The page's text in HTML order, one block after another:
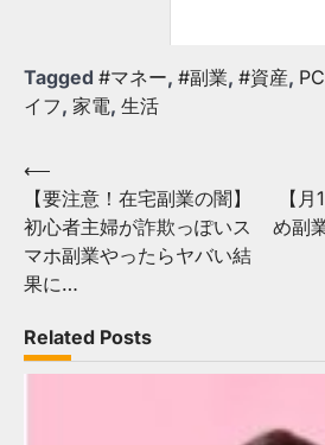
Tagged #マネー, #副業, #資産, PC
イフ, 家電, 生活
投
稿
ナ
ビ
ー
⟵
【要注意！在宅副業の闇】
初心者主婦が詐欺っぽいス
マホ副業やったらヤバい結
果に…
【
め副
Related Posts